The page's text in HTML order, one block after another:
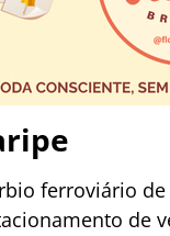
ferroviário
de